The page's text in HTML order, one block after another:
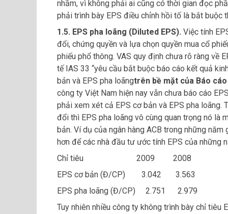
nhầm, vì không phải ai cũng có thời gian đọc
phải trình bày EPS điều chỉnh hồi tố là bắt buộc
1.5. EPS pha loãng (Diluted EPS). Việc tính
đổi, chứng quyền và lựa chọn quyền mua cổ
phiếu phổ thông. VAS quy định chưa rõ ràng về
tế IAS 33 “yêu cầu bắt buộc báo cáo kết quả
bản và EPS pha loãngtrên bề mặt của Báo
công ty Việt Nam hiện nay vẫn chưa báo cáo
phải xem xét cả EPS cơ bản và EPS pha loãng.
đổi thì EPS pha loãng vô cùng quan trọng nó là
bản. Ví dụ của ngân hàng ACB trong những
hơn để các nhà đầu tư ước tính EPS của những
Chỉ tiêu 2009 2008
EPS cơ bản (Đ/CP) 3.042 3.563
EPS pha loãng (Đ/CP) 2.751 2.979
Tuy nhiên nhiều công ty không trình bày chỉ tiêu